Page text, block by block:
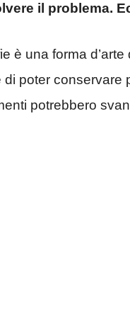
il problema.
è una forma
poter conservare
potrebbero